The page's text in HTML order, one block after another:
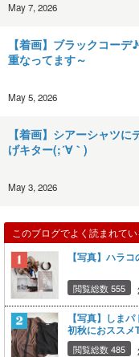
May 7, 2026
【着画】ブラックコー
重なってます～
May 5, 2026
【着画】シアーシャツ
げキター(;´∀｀)
May 3, 2026
このブログでよく読まれて
【写真】ハラ
閲覧総数 555
【写真】しま
初秋におススメ
閲覧総数 485